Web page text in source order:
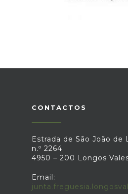
CONTACTOS
Estrada de São João de
n.º 2264
4950 – 200 Longos
Email: